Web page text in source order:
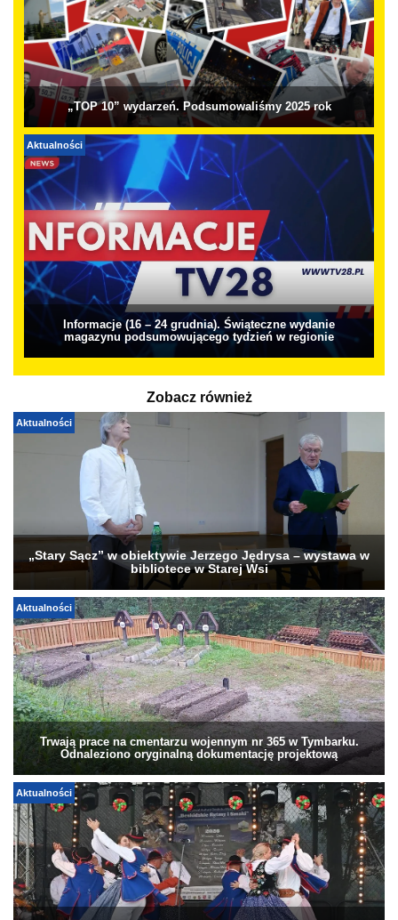
„TOP 10” wydarzeń. Podsumowaliśmy 2025 rok
Aktualności
Informacje (16 – 24 grudnia). Świąteczne wydanie
magazynu podsumowującego tydzień w regionie
Zobacz również
Aktualności
„Stary Sącz” w obiektywie Jerzego Jędrysa – wystawa w
bibliotece w Starej Wsi
Aktualności
Trwają prace na cmentarzu wojennym nr 365 w Tymbarku.
Odnaleziono oryginalną dokumentację projektową
Aktualności